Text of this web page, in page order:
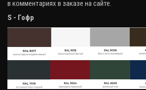
в комментариях в заказе на сайте.
S - Гофр